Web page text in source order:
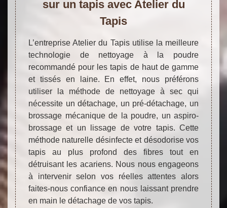
sur un tapis avec Atelier du
Tapis
L’entreprise Atelier du Tapis utilise la meilleure
technologie de nettoyage à la poudre
recommandé pour les tapis de haut de gamme
et tissés en laine. En effet, nous préférons
utiliser la méthode de nettoyage à sec qui
nécessite un détachage, un pré-détachage, un
brossage mécanique de la poudre, un aspiro-
brossage et un lissage de votre tapis. Cette
méthode naturelle désinfecte et désodorise vos
tapis au plus profond des fibres tout en
détruisant les acariens. Nous nous engageons
à intervenir selon vos réelles attentes alors
faites-nous confiance en nous laissant prendre
en main le détachage de vos tapis.